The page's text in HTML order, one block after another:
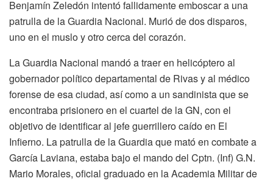
Benjamín Zeledón intentó fallidamente emboscar a una
patrulla de la Guardia Nacional. Murió de dos disparos,
uno en el muslo y otro cerca del corazón.
La Guardia Nacional mandó a traer en helicóptero al
gobernador político departamental de Rivas y al médico
forense de esa ciudad, así como a un sandinista que se
encontraba prisionero en el cuartel de la GN, con el
objetivo de identificar al jefe guerrillero caído en El
Infierno. La patrulla de la Guardia que mató en combate a
García Laviana, estaba bajo el mando del Cptn. (Inf) G.N.
Mario Morales, oficial graduado en la Academia Militar de